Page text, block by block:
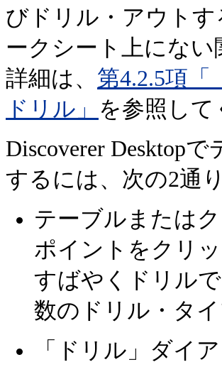
びドリル・アウト
ークシート上にな
詳細は、 第4.2.5項
ドリル」 を参照し
Discoverer Desktop
するには、次の2通
テーブルまたは
ポイントをクリ
すばやくドリル
数のドリル・タ
「ドリル」ダイ